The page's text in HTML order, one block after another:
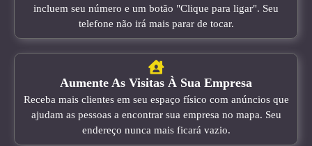
incluem seu número e um botão "Clique para ligar". Seu
telefone não irá mais parar de tocar.
Aumente As Visitas À Sua Empresa
Receba mais clientes em seu espaço físico com anúncios que
ajudam as pessoas a encontrar sua empresa no mapa. Seu
endereço nunca mais ficará vazio.